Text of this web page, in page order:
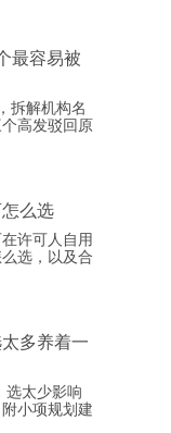
最容易被
拆解机构名
高发驳回原
么选
许可人自用
选，以及合
多养着一
选太少影响
小项规划建